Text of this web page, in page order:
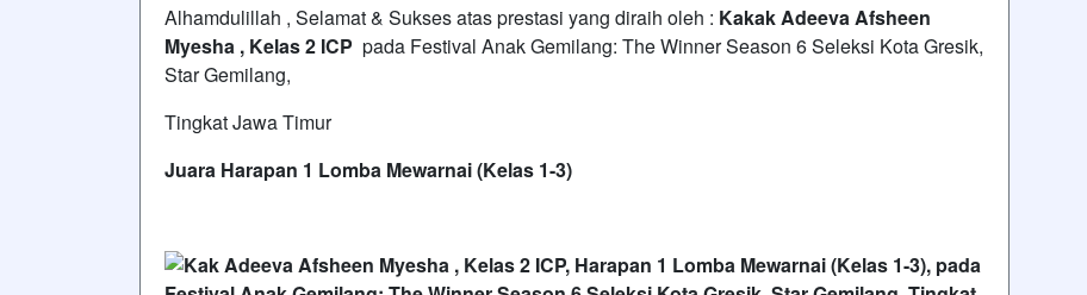
Alhamdulillah , Selamat & Sukses atas prestasi yang diraih oleh : Kakak Adeeva Afsheen
Myesha , Kelas 2 ICP pada Festival Anak Gemilang: The Winner Season 6 Seleksi Kota Gresik,
Star Gemilang,
Tingkat Jawa Timur
Juara Harapan 1 Lomba Mewarnai (Kelas 1-3)